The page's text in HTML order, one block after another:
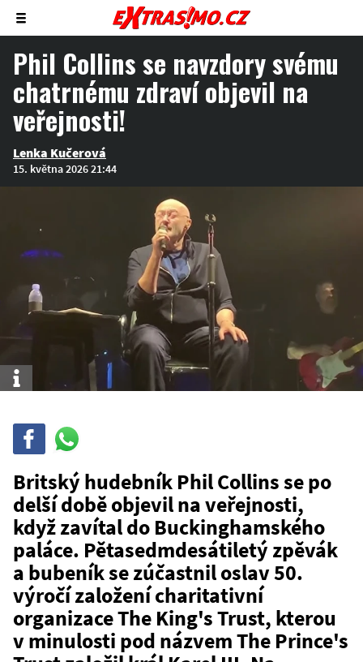
Zobrazit/skrýt
menu
Phil Collins se navzdory svému
chatrnému zdraví objevil na
veřejnosti!
Lenka Kučerová
15. května 2026 21:44
Info
Sdílej
WhatsAppu
Britský hudebník Phil Collins se po
delší době objevil na veřejnosti,
když zavítal do Buckinghamského
paláce. Pětasedmdesátiletý zpěvák
a bubeník se zúčastnil oslav 50.
výročí založení charitativní
organizace The King's Trust, kterou
v minulosti pod názvem The Prince's